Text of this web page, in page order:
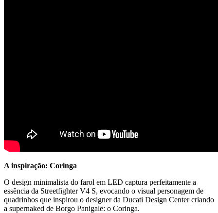
A inspiração: Coringa
O design minimalista do farol em LED captura perfeitamente a
essência da Streetfighter V4 S, evocando o visual personagem de
quadrinhos que inspirou o designer da Ducati Design Center criando
a supernaked de Borgo Panigale: o Coringa.